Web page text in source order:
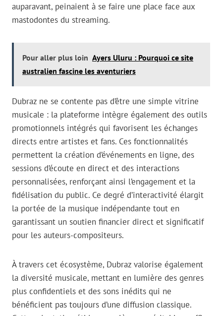
auparavant, peinaient à se faire une place face aux
mastodontes du streaming.
Pour aller plus loin Ayers Uluru : Pourquoi ce site
australien fascine les aventuriers
Dubraz ne se contente pas d’être une simple vitrine
musicale : la plateforme intègre également des outils
promotionnels intégrés qui favorisent les échanges
directs entre artistes et fans. Ces fonctionnalités
permettent la création d’événements en ligne, des
sessions d’écoute en direct et des interactions
personnalisées, renforçant ainsi l’engagement et la
fidélisation du public. Ce degré d’interactivité élargit
la portée de la musique indépendante tout en
garantissant un soutien financier direct et significatif
pour les auteurs-compositeurs.
À travers cet écosystème, Dubraz valorise également
la diversité musicale, mettant en lumière des genres
plus confidentiels et des sons inédits qui ne
bénéficient pas toujours d’une diffusion classique.